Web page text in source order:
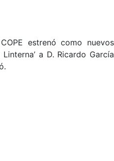
estrenó como nuevos
a D. Ricardo García